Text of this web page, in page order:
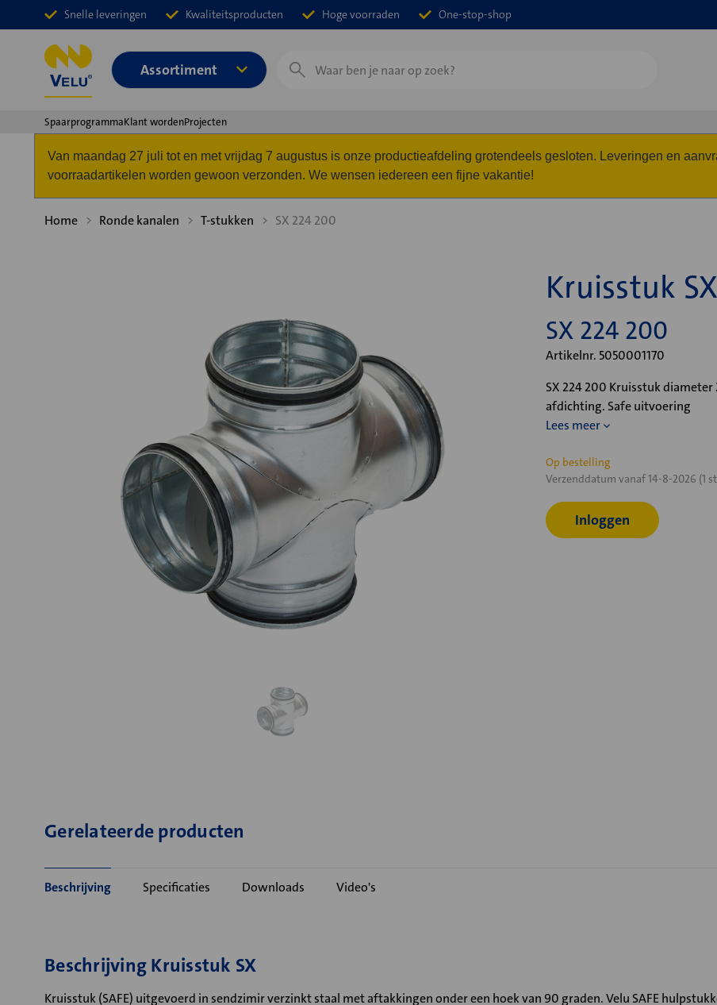
Snelle leveringen Kwaliteitsproducten Hoge voorraden One-stop-shop
Assortiment
Zoeken
SpaarprogrammaKlant wordenProjecten
Van maandag 27 juli tot en met vrijdag 7 augustus is onze productieafdeling grotendeels gesloten. Leveringen en
voorraadartikelen worden gewoon verzonden. We wensen iedereen een fijne vakantie!
Home Ronde kanalen T-stukken SX 224 200
Kruisstuk SX
SX 224 200
Artikelnr. 5050001170
SX 224 200 Kruisstuk
afdichting. Safe uitvoering
Lees meer
Huidige
voorraad:
Op bestelling
Verzenddatum vanaf 14-8-2026 (1
Inloggen
Gerelateerde producten
Beschrijving Specificaties Downloads Video's
Beschrijving Kruisstuk SX
Kruisstuk (SAFE) uitgevoerd in sendzimir verzinkt staal met aftakkingen onder een hoek van 90 graden. Velu SAFE